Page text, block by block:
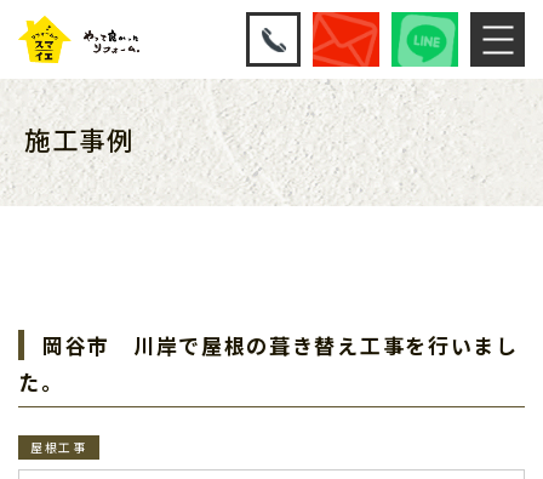
施工事例
岡谷市 川岸で屋根の葺き替え工事を行いまし
た。
屋根工事